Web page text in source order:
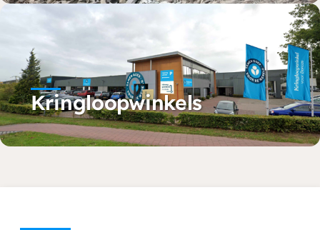
Kringloopwinkels